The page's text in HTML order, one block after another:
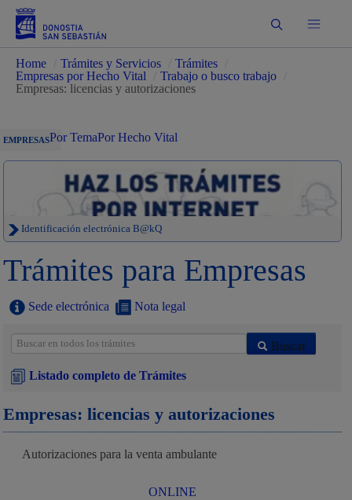
Buscar
Home Trámites y Servicios Trámites
Empresas por Hecho Vital
Trabajo o busco trabajo
Empresas: licencias y autorizaciones
EMPRESASPor TemaPor Hecho Vital
Identificación electrónica B@kQ
Trámites para Empresas
Sede electrónica Nota legal
Buscar
Listado completo de Trámites
Empresas: licencias y autorizaciones
Autorizaciones para la venta ambulante
ONLINE